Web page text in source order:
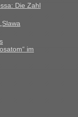
Deklaration
Frau im Gepäck
mit dabei ist.
immer unter
Die Zahl
im